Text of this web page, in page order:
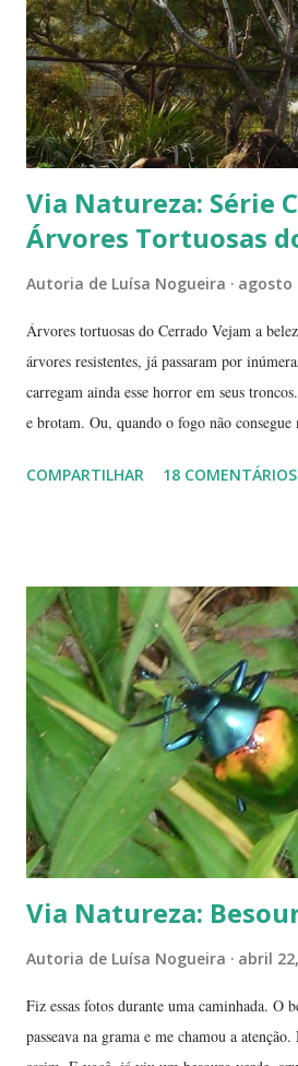
Via Natureza: Série
Árvores Tortuosas
Autoria de Luísa Nogueira agosto
Árvores tortuosas do Cerrado Vejam a
árvores resistentes, já passaram por
carregam ainda esse horror em seus
e brotam. Ou, quando o fogo não
novas flores e sempre novas sementes. É a
estação seca pode durar até 5 meses.
umidade relativa do ar chega, muitas
índices inferiores a 15%. Por isto tantas
maio e setembro, período de estiagem.
brasas que ficaram de um pique-nique
fogaréu. Há também os casos em que o
COMPARTILHAR 18 COMENTÁRIOS
Via Natureza:
Autoria de Luísa Nogueira abril
Fiz essas fotos durante uma caminhada. O
passeava na grama e me chamou a